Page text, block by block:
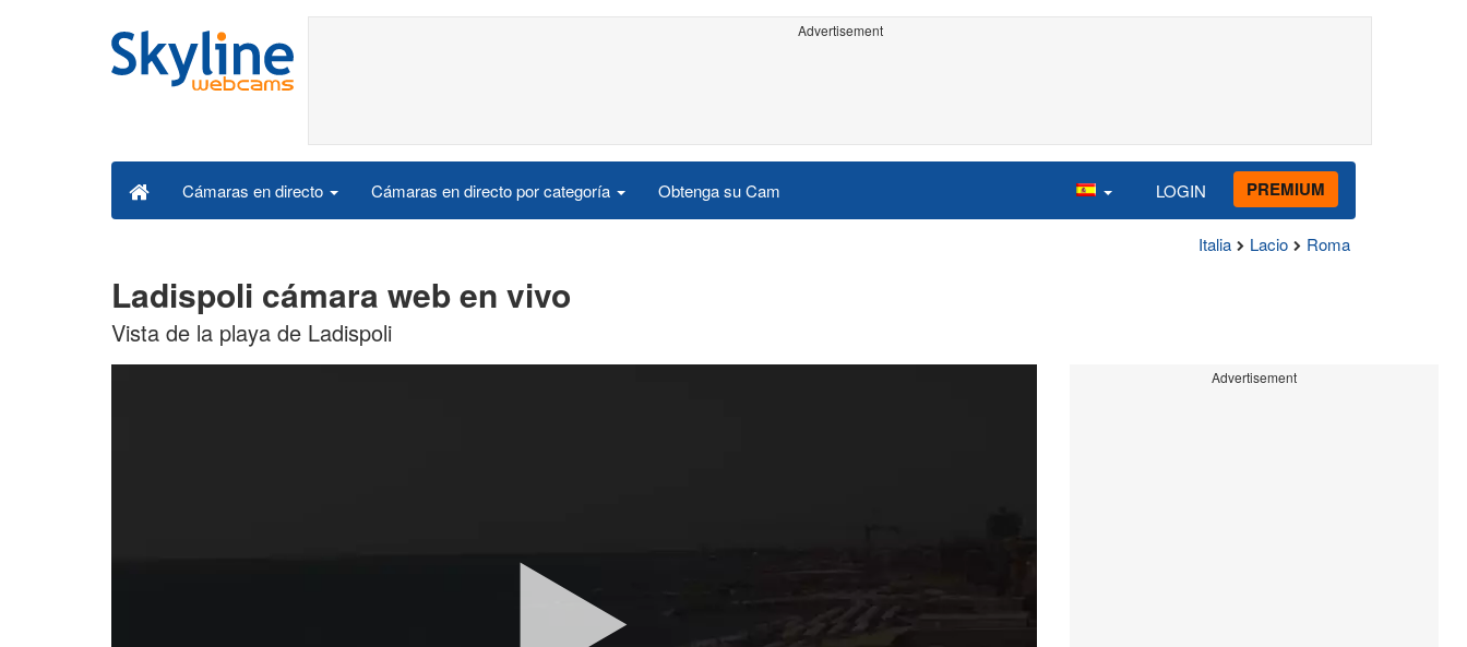
Advertisement
Cámaras en directo Cámaras en directo por categoría Obtenga su Cam LOGIN PREMIUM
Italia Lacio Roma
Ladispoli cámara web en vivo
Vista de la playa de Ladispoli
Advertisement